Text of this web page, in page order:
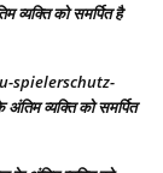
व्यक्ति को समर्पित है
spielerschutz-
व्यक्ति को समर्पित